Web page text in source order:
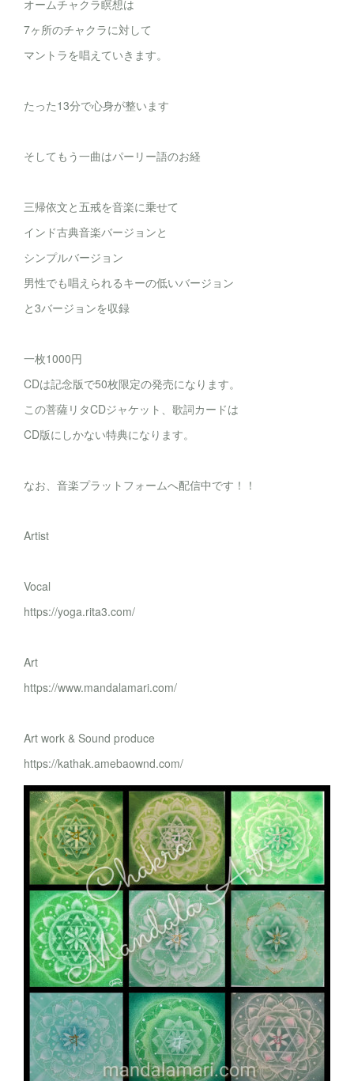
オームチャクラ瞑想は
7ヶ所のチャクラに対して
マントラを唱えていきます。
たった13分で心身が整います
そしてもう一曲はパーリー語のお経
三帰依文と五戒を音楽に乗せて
インド古典音楽バージョンと
シンプルバージョン
男性でも唱えられるキーの低いバージョン
と3バージョンを収録
一枚1000円
CDは記念版で50枚限定の発売になります。
この菩薩リタCDジャケット、歌詞カードは
CD版にしかない特典になります。
なお、音楽プラットフォームへ配信中です！！
Artist
Vocal
https://yoga.rita3.com/
Art
https://www.mandalamari.com/
Art work & Sound produce
https://kathak.amebaownd.com/